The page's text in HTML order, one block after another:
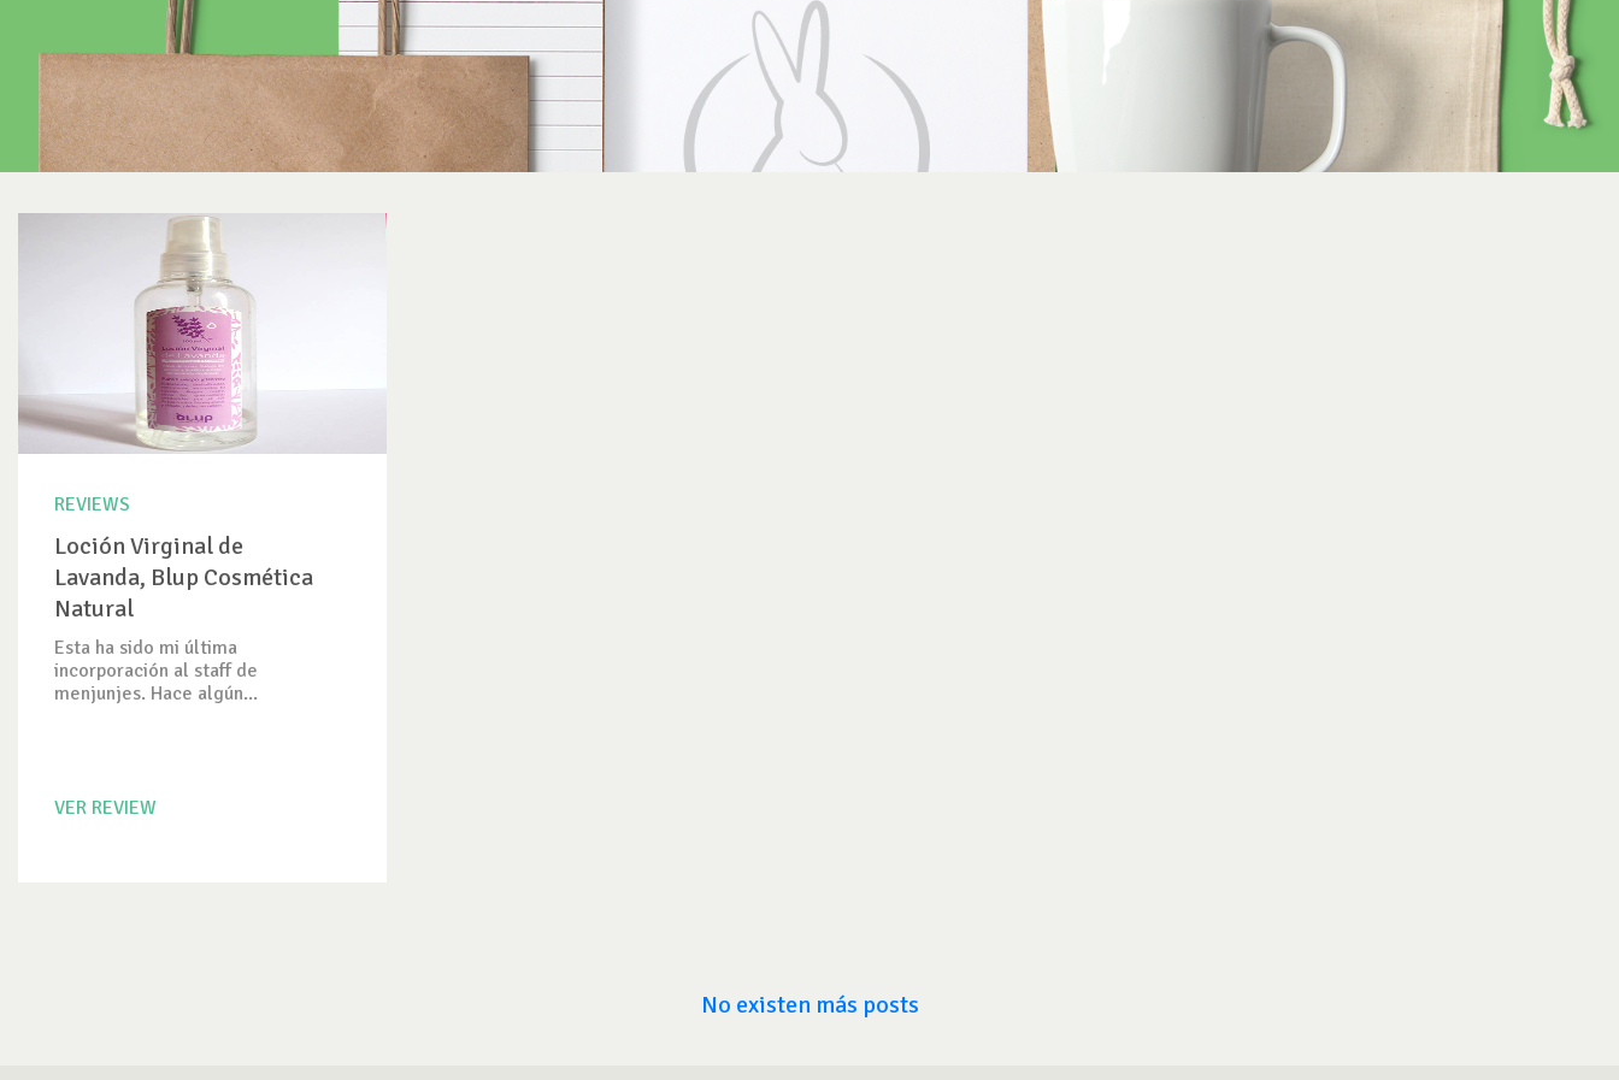
REVIEWS
Loción Virginal de
Lavanda, Blup Cosmética
Natural
Esta ha sido mi última
incorporación al staff de
menjunjes. Hace algún...
VER REVIEW
No existen más posts